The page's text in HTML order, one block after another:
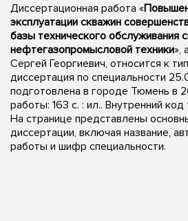
Диссертационная работа «
эксплуатации скважин
базы технического обслуживания
нефтегазопромысловой техники»,
Сергей Георгиевич, относится к
диссертация по специальности
подготовлена в городе Тюмень в
работы: 163 с. : ил.. Внутренний
На странице представлены
диссертации, включая название,
работы и шифр специальности.